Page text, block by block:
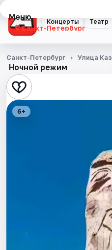
Концерты Театр
Меню
Санкт-Петербург
Концерты
Театр
Стендап
Ночной режим
Санкт-Петербург Улица
6+